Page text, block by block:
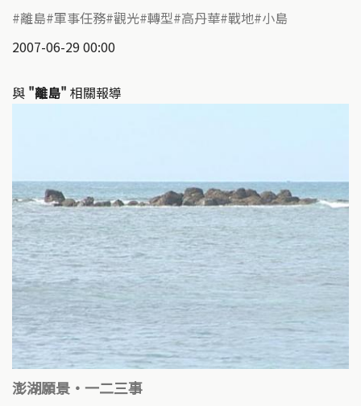
離島 軍事任務 觀光 轉型 高丹華 戰地 小島
2007-06-29 00:00
與 "離島" 相關報導
澎湖願景‧一二三事